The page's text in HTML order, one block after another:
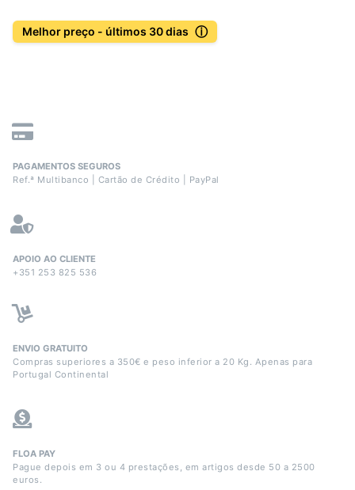
Melhor preço - últimos 30 dias ⓘ
PAGAMENTOS SEGUROS
Ref.ª Multibanco | Cartão de Crédito | PayPal
APOIO AO CLIENTE
+351 253 825 536
ENVIO GRATUITO
Compras superiores a 350€ e peso inferior a 20 Kg. Apenas para
Portugal Continental
FLOA PAY
Pague depois em 3 ou 4 prestações, em artigos desde 50 a 2500
euros.